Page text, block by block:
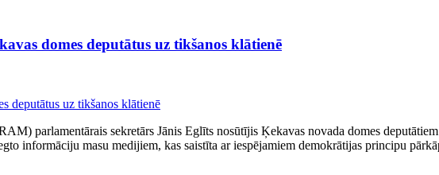
domes deputātus uz tikšanos klātienē
parlamentārais sekretārs Jānis Eglīts nosūtījis Ķekavas novada domes
informāciju masu medijiem, kas saistīta ar iespējamiem demokrātijas principu